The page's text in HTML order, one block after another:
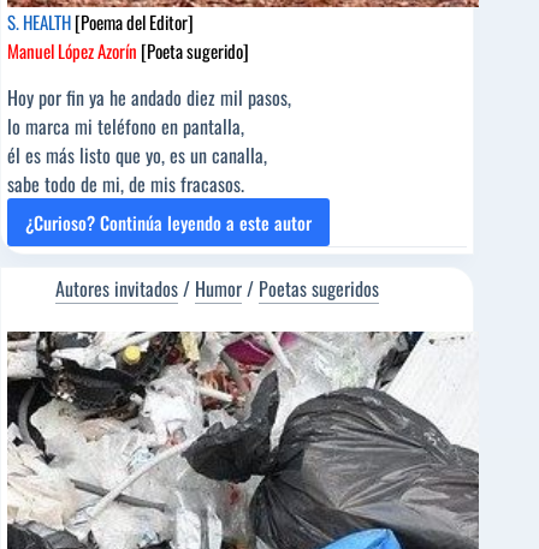
S. HEALTH[Poema del Editor]
Manuel López Azorín [Poeta sugerido]
Hoy por fin ya he andado diez mil pasos,
lo marca mi teléfono en pantalla,
él es más listo que yo, es un canalla,
sabe todo de mi, de mis fracasos.
¿Curioso? Continúa leyendo a este autor
S.
HEALTH
[Poema
del
Editor]
Manuel
López
Azorín
[Poeta
sugerido]
Autores invitados/ Humor/ Poetas sugeridos